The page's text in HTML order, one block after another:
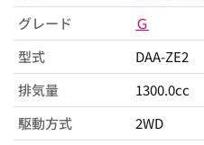
グレード
Ｇ
型式
DAA-ZE2
排気量
1300.0cc
駆動方式
2WD